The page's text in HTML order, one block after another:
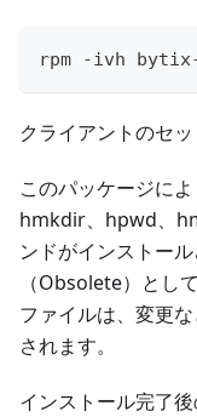
rpm -ivh bytix-
クライアントのセッ
このパッケージに
hmkdir、hpwd、
ンドがインストー
（Obsolete）とし
ファイルは、変更
されます。
インストール完了